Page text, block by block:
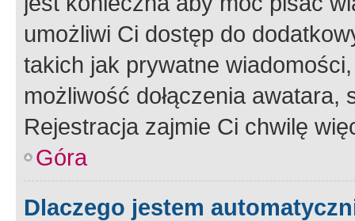
umożliwi Ci dostęp do
takich jak prywatne
możliwość dołączenia
Rejestracja zajmie Ci chwilę
Góra
Dlaczego jestem